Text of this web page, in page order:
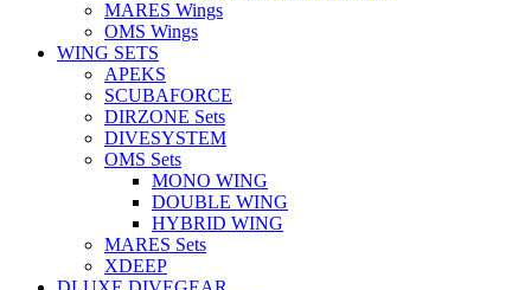
MARES Wings
OMS Wings
WING SETS
APEKS
SCUBAFORCE
DIRZONE Sets
DIVESYSTEM
OMS Sets
MONO WING
DOUBLE WING
HYBRID WING
MARES Sets
XDEEP